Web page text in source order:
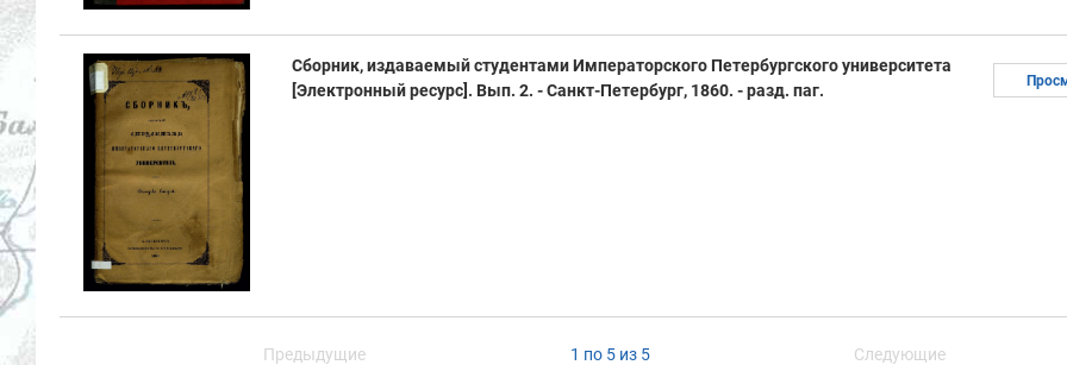
Сборник, издаваемый студентами Императорского Петербургского университета
[Электронный ресурс]. Вып. 2. - Санкт-Петербург, 1860. - разд. паг.
Предыдущие 1 по 5 из 5 Следующие